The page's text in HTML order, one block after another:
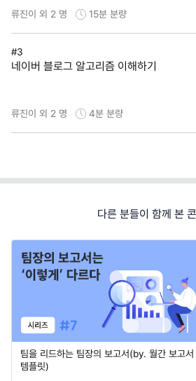
류진이 외 2 명 15분 분량
#3
네이버 블로그 알고리즘 이해하기
류진이 외 2 명 4분 분량
다른 분들이 함께 본
팀을 리드하는 팀장의 보고서(by. 월간 보고서
템플릿)